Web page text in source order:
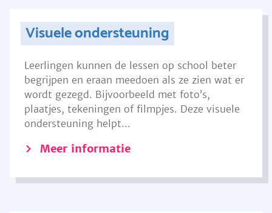
Visuele ondersteuning
Leerlingen kunnen de lessen op school beter
begrijpen en eraan meedoen als ze zien wat er
wordt gezegd. Bijvoorbeeld met foto’s,
plaatjes, tekeningen of filmpjes. Deze visuele
ondersteuning helpt...
Meer informatie